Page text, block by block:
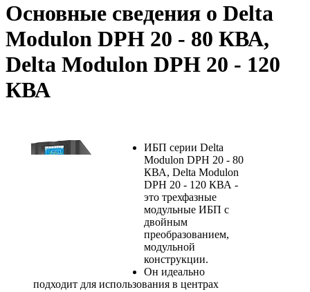
Основные сведения о Delta
Modulon DPH 20 - 80 КВА,
Delta Modulon DPH 20 - 120
КВА
ИБП серии Delta
Modulon DPH 20 - 80
КВА, Delta Modulon
DPH 20 - 120 КВА -
это трехфазные
модульные ИБП с
двойным
преобразованием,
модульной
конструкции.
Он идеально
подходит для использования в центрах